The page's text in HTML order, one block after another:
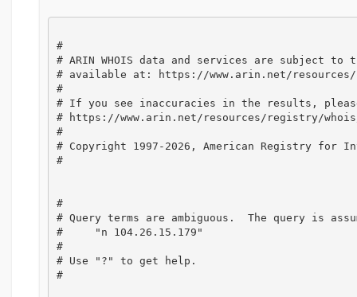
#
# ARIN WHOIS data and services are subject to
# available at: https://www.arin.net/
#
# If you see inaccuracies in the results,
# https://www.arin.net/resources/registry/
#
# Copyright 1997-2026, American Registry for
#
#
# Query terms are ambiguous.  The query is
#     "n 104.26.15.179"
#
# Use "?" to get help.
#